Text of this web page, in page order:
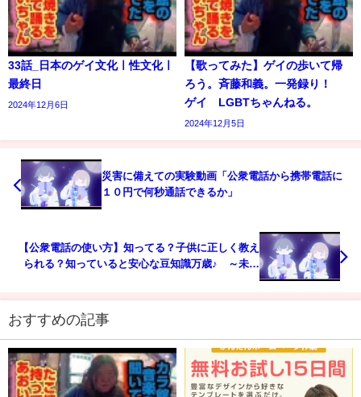
33話_日本のゲイ文化ㅣ性文化ㅣ
最終日
2024年12月6日
【歌ってみた】ゲイの歩いて帰
ろう。斉藤和義。一発録り！
ゲイ LGBTちゃんねる。
2024年12月5日
災害に備えての実験動画「公衆電話から携帯電話に
１０円で何秒通話できるか」
【公衆電話の使い方】知ってる？子供に正しく教え
られる？知っていると安心な豆知識万歳♪ ～未経
おすすめの記事